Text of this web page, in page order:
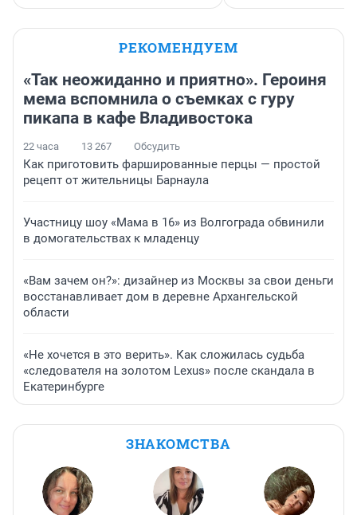
РЕКОМЕНДУЕМ
«Так неожиданно и приятно». Героиня
мема вспомнила о съемках с гуру
пикапа в кафе Владивостока
22 часа 13 267 Обсудить
Как приготовить фаршированные перцы — простой
рецепт от жительницы Барнаула
Участницу шоу «Мама в 16» из Волгограда обвинили
в домогательствах к младенцу
«Вам зачем он?»: дизайнер из Москвы за свои деньги
восстанавливает дом в деревне Архангельской
области
«Не хочется в это верить». Как сложилась судьба
«следователя на золотом Lexus» после скандала в
Екатеринбурге
ЗНАКОМСТВА